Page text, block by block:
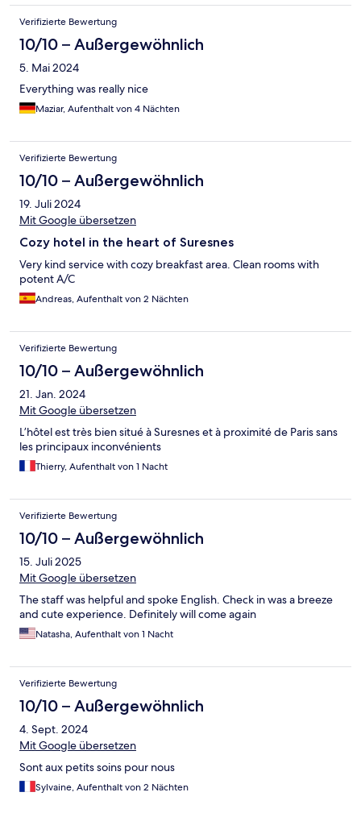
Verifizierte Bewertung
10/10 – Außergewöhnlich
5. Mai 2024
Everything was really nice
Maziar, Aufenthalt von 4 Nächten
Verifizierte Bewertung
10/10 – Außergewöhnlich
19. Juli 2024
Mit Google übersetzen
Cozy hotel in the heart of Suresnes
Very kind service with cozy breakfast area. Clean rooms with
potent A/C
Andreas, Aufenthalt von 2 Nächten
Verifizierte Bewertung
10/10 – Außergewöhnlich
21. Jan. 2024
Mit Google übersetzen
L’hôtel est très bien situé à Suresnes et à proximité de Paris sans
les principaux inconvénients
Thierry, Aufenthalt von 1 Nacht
Verifizierte Bewertung
10/10 – Außergewöhnlich
15. Juli 2025
Mit Google übersetzen
The staff was helpful and spoke English. Check in was a breeze
and cute experience. Definitely will come again
Natasha, Aufenthalt von 1 Nacht
Verifizierte Bewertung
10/10 – Außergewöhnlich
4. Sept. 2024
Mit Google übersetzen
Sont aux petits soins pour nous
Sylvaine, Aufenthalt von 2 Nächten